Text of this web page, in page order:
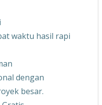
waktu hasil rapi
dengan
besar.